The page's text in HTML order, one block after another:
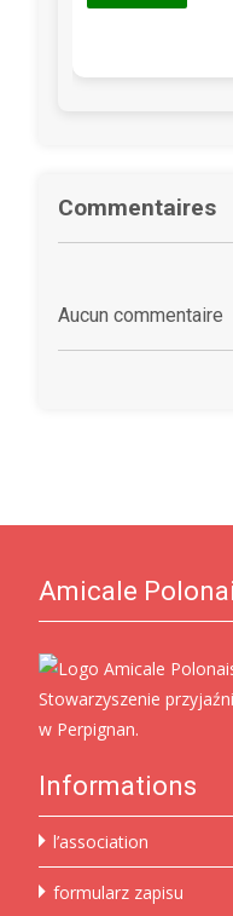
Commentaires
Aucun commentaire
Amicale
Stowarzyszenie
w Perpignan.
Informations
l’association
formularz zapisu